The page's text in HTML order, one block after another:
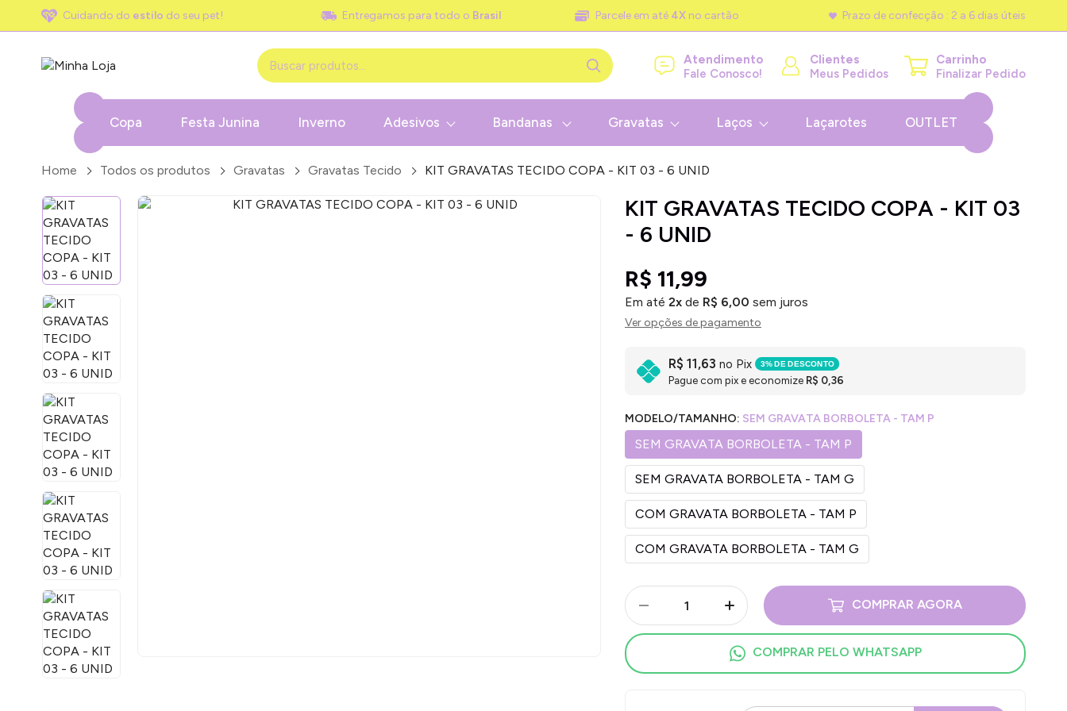
Cuidando do estilo do seu pet! Entregamos para todo o Brasil Parcele em até 4X no cartão Prazo de confecção : 2 a 6 dias úteis
Atendimento
Fale Conosco!
Clientes
Meus Pedidos
Carrinho
Finalizar Pedido
Copa Festa Junina Inverno Adesivos Bandanas Gravatas Laços Laçarotes OUTLET
Home Todos os produtos Gravatas Gravatas Tecido KIT GRAVATAS TECIDO COPA - KIT 03 - 6 UNID
KIT GRAVATAS TECIDO COPA - KIT 03
- 6 UNID
R$ 11,99
Em até 2x de R$ 6,00 sem juros
Ver opções de pagamento
R$ 11,63 no Pix 3% DE DESCONTO
Pague com pix e economize R$ 0,36
MODELO/TAMANHO: SEM GRAVATA BORBOLETA - TAM P
SEM GRAVATA BORBOLETA - TAM P
SEM GRAVATA BORBOLETA - TAM G
COM GRAVATA BORBOLETA - TAM P
COM GRAVATA BORBOLETA - TAM G
COMPRAR AGORA
COMPRAR PELO WHATSAPP